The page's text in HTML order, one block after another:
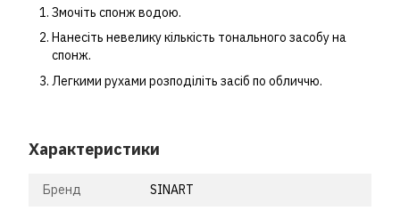
Змочіть спонж водою.
Нанесіть невелику кількість тонального засобу на
спонж.
Легкими рухами розподіліть засіб по обличчю.
Характеристики
Бренд SINART